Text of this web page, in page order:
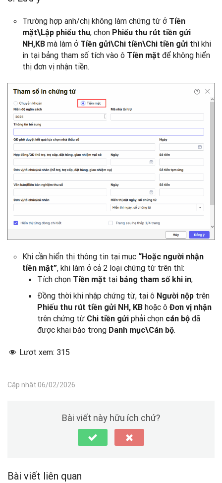
Trường hợp anh/chị không làm chứng từ ở Tiền
mặt\Lập phiếu thu, chọn Phiếu thu rút tiền gửi
NH,KB mà làm ởTiền gửi\Chi tiền\Chi tiền gửi thì khi
in tại bảng tham số tích vào ô Tiền mặt để không hiển
thị đơn vị nhận tiền.
Khi cần hiển thị thông tin tại mục “Hoặc người nhận
tiền mặt”, khi làm ở cả 2 loại chứng từ trên thì:
Tích chọn Tiền mặt tại bảng tham số khi in;
Đồng thời khi nhập chứng từ, tại ô Người nộp trên
Phiếu thu rút tiền gửi NH, KB hoặc ô Đơn vị nhận
trên chứng từ Chi tiền gửi phải chọn cán bộ đã
được khai báo trong Danh mục\Cán bộ.
Lượt xem: 315
Cập nhật 06/02/2026
Bài viết này hữu ích chứ?
Bài viết liên quan